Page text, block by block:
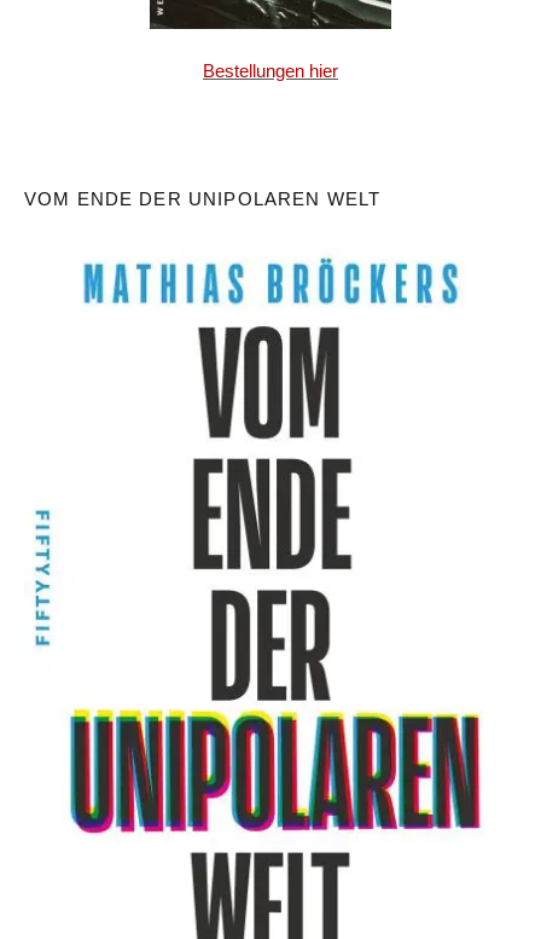
Bestellungen hier
VOM ENDE DER UNIPOLAREN WELT